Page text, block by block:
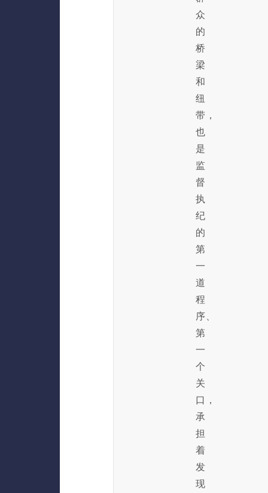
众
的
桥
梁
和
纽
带，
也
是
监
督
执
纪
的
第
一
道
程
序、
第
一
个
关
口，
承
担
着
发
现